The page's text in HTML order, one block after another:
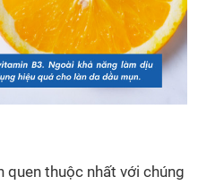
quen thuộc nhất với chúng